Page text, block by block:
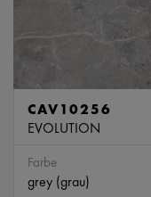
CAV10256
EVOLUTION
Farbe
grey (grau)